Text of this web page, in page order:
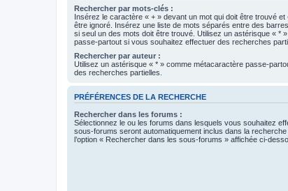
Rechercher par mots-clés :
Insérez le caractère « + » devant un mot qui doit être trouvé et
être ignoré. Insérez une liste de mots séparés entre des
si seul un des mots doit être trouvé. Utilisez un astérisque « *
passe-partout si vous souhaitez effectuer des recherches
Rechercher par auteur :
Utilisez un astérisque « * » comme métacaractère passe-
des recherches partielles.
PRÉFÉRENCES DE LA RECHERCHE
Rechercher dans les forums :
Sélectionnez le ou les forums dans lesquels vous souhaitez
sous-forums seront automatiquement inclus dans la
l’option « Rechercher dans les sous-forums » affichée ci-